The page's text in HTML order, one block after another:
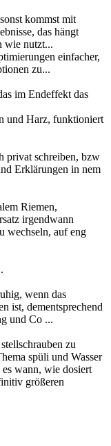
kommst mit
das hängt
wie nutzt...
einfacher,
zu...
im Endeffekt das
und Harz, funktioniert
privat schreiben, bzw
Erklärungen in nem
Riemen,
irgendwann
wechseln, auf eng
wenn das
ist, dementsprechend
und Co ...
zu
spüli und Wasser
wann, wie dosiert
größeren